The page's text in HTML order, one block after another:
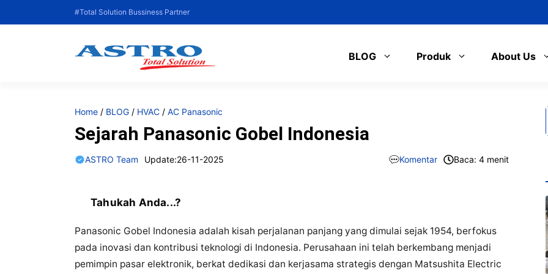
ke
#Total Solution Bussiness Partner
BLOG Produk About Us
Home / BLOG / HVAC / AC Panasonic
Sejarah Panasonic Gobel Indonesia
ASTRO Team Update:26-11-2025 Komentar Baca: 4 menit
Tahukah Anda...?
Panasonic Gobel Indonesia adalah kisah perjalanan panjang yang dimulai sejak 1954, berfokus
pada inovasi dan kontribusi teknologi di Indonesia. Perusahaan ini telah berkembang menjadi
pemimpin pasar elektronik, berkat dedikasi dan kerjasama strategis dengan Matsushita Electric